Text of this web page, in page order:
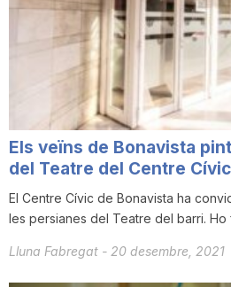
Els veïns de Bonavista
del Teatre del Centre Cívic
El Centre Cívic de Bonavista ha
les persianes del Teatre del barri. Ho
Lluna Fabregat - 20 desembre, 2021